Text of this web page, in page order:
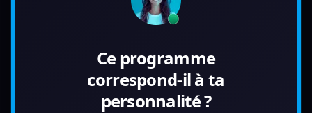
Ce programme
correspond-il à ta
personnalité ?